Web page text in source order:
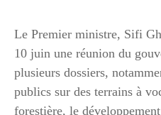
Le Premier ministre, Sifi
10 juin une réunion du
plusieurs dossiers,
publics sur des terrains à
forestière, le